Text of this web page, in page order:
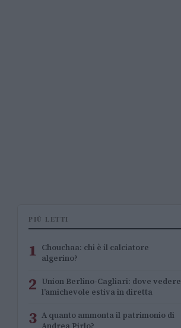
PIÙ LETTI
1 Chouchaa: chi è il calciatore
algerino?
2 Union Berlino-Cagliari: dove vedere
l’amichevole estiva in diretta
3 A quanto ammonta il patrimonio di
Andrea Pirlo?